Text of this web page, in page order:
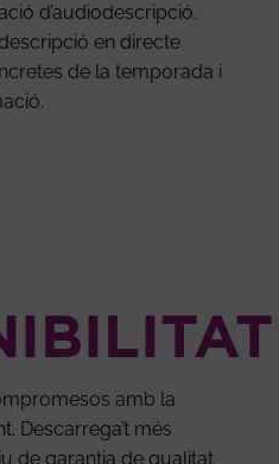
d’audiodescripció.
en directe
de la temporada i
amb la
Descarrega’t més
de garantia de qualitat